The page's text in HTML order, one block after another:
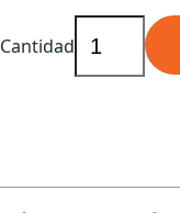
Cantidad